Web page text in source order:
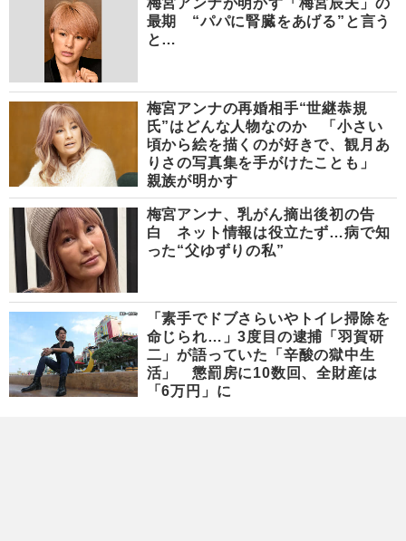
梅宮アンナが明かす「梅宮辰夫」の
最期 “パパに腎臓をあげる”と言う
と…
梅宮アンナの再婚相手“世継恭規
氏”はどんな人物なのか 「小さい
頃から絵を描くのが好きで、観月あ
りさの写真集を手がけたことも」
親族が明かす
梅宮アンナ、乳がん摘出後初の告
白 ネット情報は役立たず…病で知
った“父ゆずりの私”
「素手でドブさらいやトイレ掃除を
命じられ…」3度目の逮捕「羽賀研
二」が語っていた「辛酸の獄中生
活」 懲罰房に10数回、全財産は
「6万円」に